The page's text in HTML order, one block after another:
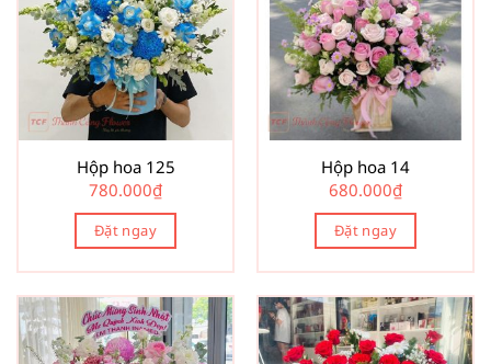
Hộp hoa 125
780.000₫
Đặt ngay
Hộp hoa 14
680.000₫
Đặt ngay